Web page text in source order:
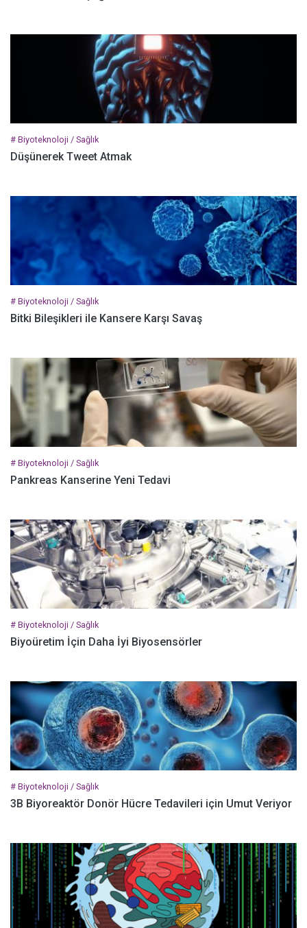
# Biyoteknoloji / Sağlık
Düşünerek Tweet Atmak
# Biyoteknoloji / Sağlık
Bitki Bileşikleri ile Kansere Karşı Savaş
# Biyoteknoloji / Sağlık
Pankreas Kanserine Yeni Tedavi
# Biyoteknoloji / Sağlık
Biyoüretim İçin Daha İyi Biyosensörler
# Biyoteknoloji / Sağlık
3B Biyoreaktör Donör Hücre Tedavileri için Umut Veriyor